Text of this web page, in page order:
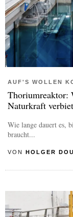
AUF'S WOLLEN
Thoriumreaktor:
Naturkraft
Wie lange dauert es,
braucht...
VON HOLGER